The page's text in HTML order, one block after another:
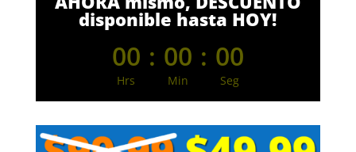
disponible hasta HOY!
00
Hrs
: 00
Min
: 00
Seg